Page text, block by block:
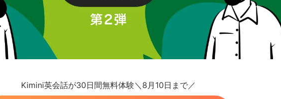
Kimini英会話が30日間無料体験＼8月10日まで／